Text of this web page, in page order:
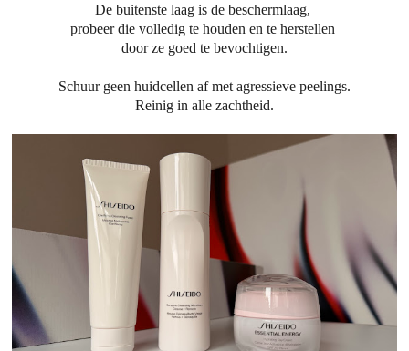
De buitenste laag is de beschermlaag,
probeer die volledig te houden en te herstellen
door ze goed te bevochtigen.
Schuur geen huidcellen af met agressieve peelings.
Reinig in alle zachtheid.